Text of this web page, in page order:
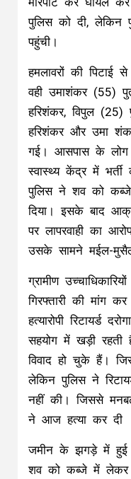
पुलिस को दी, लेकिन
पहुंची।
हमलावरों की पिटाई
वही उमाशंकर (55)
हरिशंकर, विपुल
हरिशंकर और उमा
गई। आसपास के लोग
स्वास्थ्य केंद्र में भर्ती
पुलिस ने शव को
दिया। इसके बाद
पर लापरवाही का
उसके सामने मईल-
ग्रामीण
गिरफ्तारी की मांग
हत्यारोपी
सहयोग में खड़ी
विवाद हो चुके हैं।
लेकिन पुलिस ने
नहीं की। जिससे
ने आज हत्या कर दी
जमीन के झगड़े में हुई
शव को कब्जे में लेकर